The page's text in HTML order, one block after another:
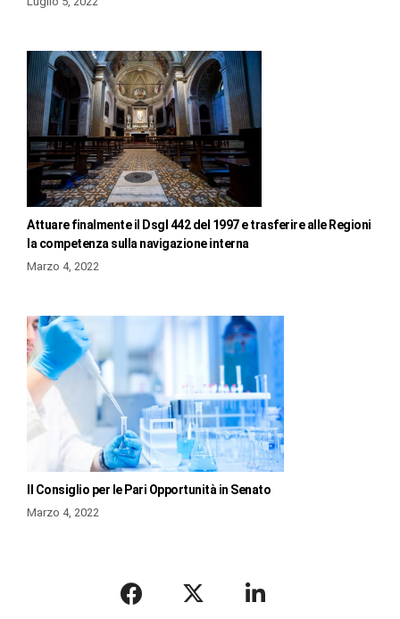
Attuare finalmente il Dsgl 442 del 1997 e trasferire alle Regioni
la competenza sulla navigazione interna
Marzo 4, 2022
Il Consiglio per le Pari Opportunità in Senato
Marzo 4, 2022